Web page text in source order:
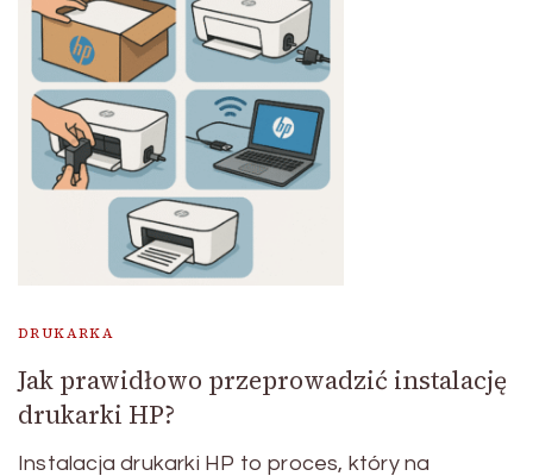
DRUKARKA
Jak prawidłowo przeprowadzić instalację
drukarki HP?
Instalacja drukarki HP to proces, który na